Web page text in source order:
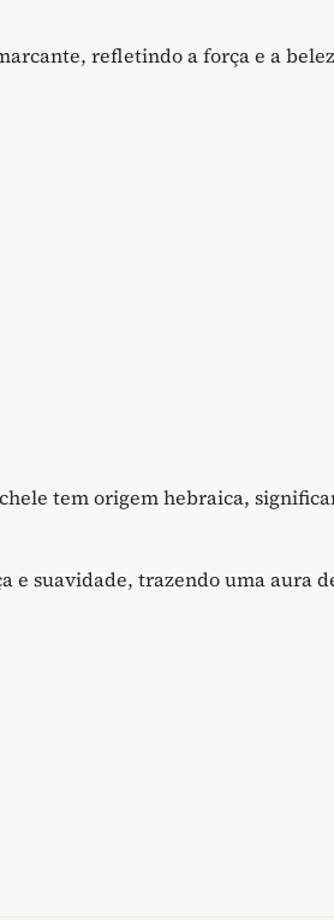
refletindo a força e a
tem origem hebraica,
e suavidade, trazendo uma aura